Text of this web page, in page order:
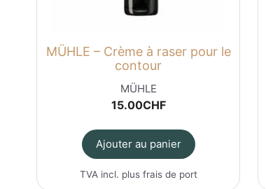
MÜHLE – Crème à raser pour le
contour
MÜHLE
15.00CHF
Ajouter au panier
TVA incl. plus frais de port